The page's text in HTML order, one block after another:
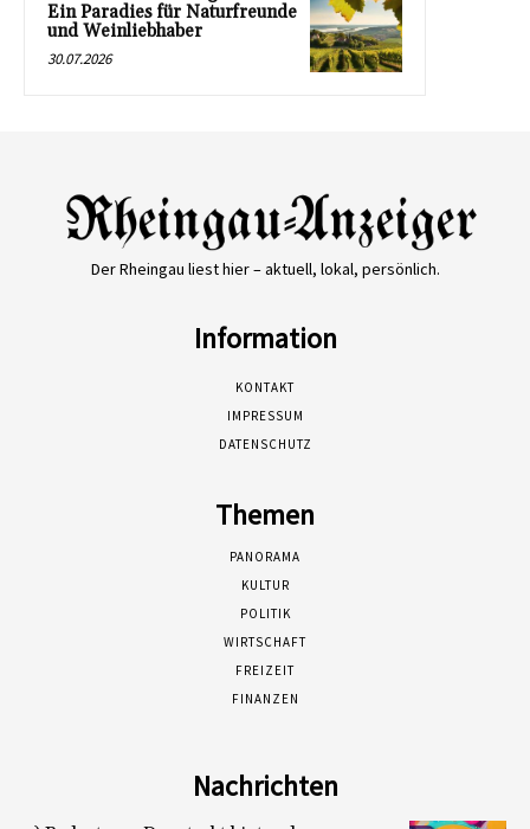
Ein Paradies für Naturfreunde
und Weinliebhaber
30.07.2026
Der Rheingau liest hier – aktuell, lokal, persönlich.
Information
KONTAKT
IMPRESSUM
DATENSCHUTZ
Themen
PANORAMA
KULTUR
POLITIK
WIRTSCHAFT
FREIZEIT
FINANZEN
Nachrichten